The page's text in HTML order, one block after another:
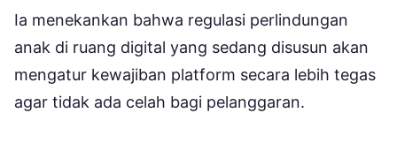
Ia menekankan bahwa regulasi perlindungan
anak di ruang digital yang sedang disusun akan
mengatur kewajiban platform secara lebih tegas
agar tidak ada celah bagi pelanggaran.